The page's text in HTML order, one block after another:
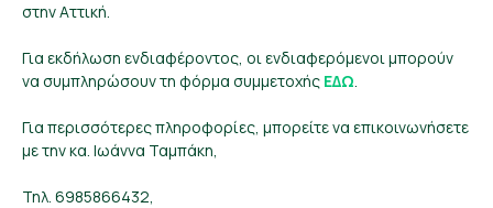
στην Αττική.
Για εκδήλωση ενδιαφέροντος, οι ενδιαφερόμενοι μπορούν
να συμπληρώσουν τη φόρμα συμμετοχής ΕΔΩ.
Για περισσότερες πληροφορίες, μπορείτε να επικοινωνήσετε
με την κα. Ιωάννα Ταμπάκη,
Τηλ. 6985866432,